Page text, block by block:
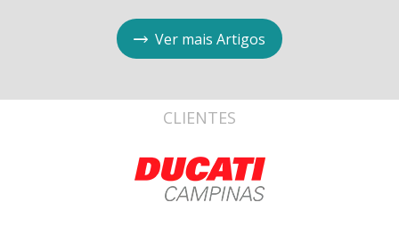
Ver mais Artigos
CLIENTES